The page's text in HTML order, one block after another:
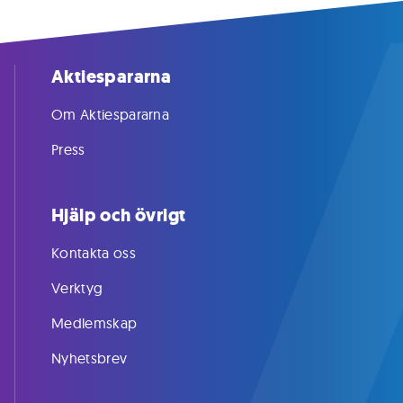
Aktiespararna
Om Aktiespararna
Press
Hjälp och övrigt
Kontakta oss
Verktyg
Medlemskap
Nyhetsbrev